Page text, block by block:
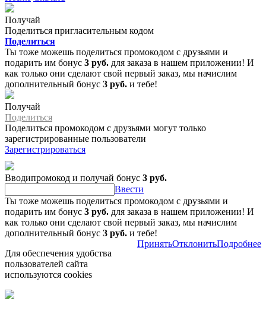
Получай
Поделиться пригласительным кодом
Поделиться
Ты тоже можешь поделиться промокодом с друзьями и
подарить им бонус 3 руб. для заказа в нашем приложении! И
как только они сделают свой первый заказ, мы начислим
дополнительный бонус 3 руб. и тебе!
Получай
Поделиться
Поделиться промокодом с друзьями могут только
зарегистрированные пользователи
Зарегистрироваться
Вводипромокод и получай бонус 3 руб.
Ввести
Ты тоже можешь поделиться промокодом с друзьями и
подарить им бонус 3 руб. для заказа в нашем приложении! И
как только они сделают свой первый заказ, мы начислим
дополнительный бонус 3 руб. и тебе!
Для обеспечения удобства
пользователей сайта
используются cookies
ПринятьОтклонитьПодробнее